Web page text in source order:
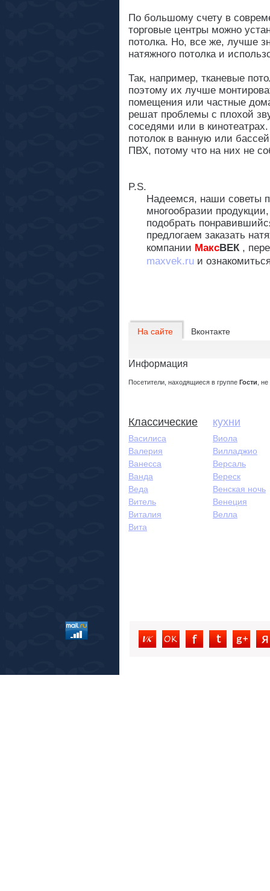
По большому счету в
торговые центры можно
потолка. Но, все же, лучше
натяжного потолка и
Так, например, тканевые
поэтому их лучше
помещения или частные
решат проблемы с плохой
соседями или в
потолок в ванную или
ПВХ, потому что на них не
P.S.
Надеемся, наши советы
многообразии
подобрать
предлогаем заказать
компании МаксВЕК,
maxvek.ru и
На сайте Вконтакте
Информация
Посетители, находящиеся в группе Гости ,
Классические
Василиса
Валерия
Ванесса
Ванда
Веда
Витель
Виталия
Вита
кухни
Виола
Вилладжио
Версаль
Вереск
Венская ночь
Венеция
Велла